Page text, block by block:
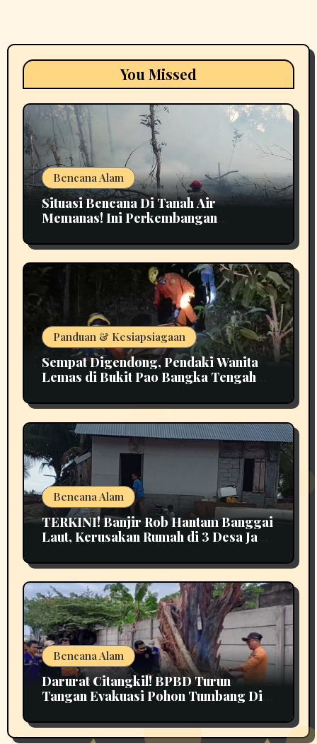
You Missed
Bencana Alam
Situasi Bencana Di Tanah Air
Memanas! Ini Perkembangan
Panduan & Kesiapsiagaan
Sempat Digendong, Pendaki Wanita
Lemas di Bukit Pao Bangka Tengah
Bencana Alam
TERKINI! Banjir Rob Hantam Banggai
Laut, Kerusakan Rumah di 3 Desa Jadi
Bencana Alam
Darurat Citangkil! BPBD Turun
Tangan Evakuasi Pohon Tumbang Di